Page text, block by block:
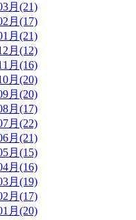
月(21)
月(17)
月(21)
月(12)
月(16)
月(20)
月(20)
月(17)
月(22)
月(21)
月(15)
月(16)
月(19)
月(17)
月(20)